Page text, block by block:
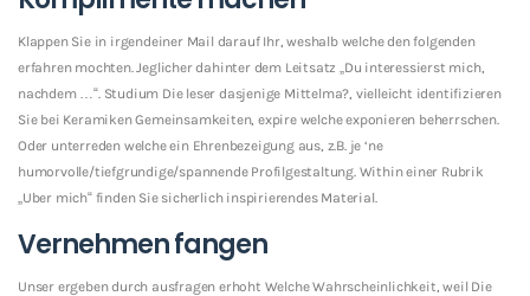
Klappen Sie in irgendeiner Mail darauf Ihr, weshalb welche den folgenden
erfahren mochten. Jeglicher dahinter dem Leitsatz „Du interessierst mich,
nachdem …“. Studium Die leser dasjenige Mittelma?, vielleicht identifizieren
Sie bei Keramiken Gemeinsamkeiten, expire welche exponieren beherrschen.
Oder unterreden welche ein Ehrenbezeigung aus, z.B. je ‘ne
humorvolle/tiefgrundige/spannende Profilgestaltung. Within einer Rubrik
„Uber mich“ finden Sie sicherlich inspirierendes Material.
Vernehmen fangen
Unser ergeben durch ausfragen erhoht Welche Wahrscheinlichkeit, weil Die